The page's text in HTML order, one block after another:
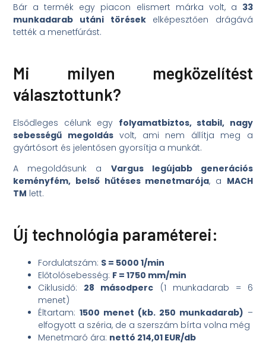
Bár a termék egy piacon elismert márka volt, a 33
munkadarab utáni törésekelképesztően drágává
tették a menetfúrást.
Mi milyen megközelítést
választottunk?
Elsődleges célunk egy folyamatbiztos, stabil, nagy
sebességű megoldásvolt, ami nem állítja meg a
gyártósort és jelentősen gyorsítja a munkát.
A megoldásunk a Vargus legújabb generációs
keményfém, belső hűtéses menetmarója, a MACH
TM lett.
Új technológia paraméterei:
Fordulatszám: S = 5000 1/min
Előtolósebesség: F = 1750 mm/min
Ciklusidő: 28 másodperc (1 munkadarab = 6
menet)
Éltartam:1500 menet (kb. 250 munkadarab) –
elfogyott a széria, de a szerszám bírta volna még
Menetmaró ára: nettó 214,01 EUR/db